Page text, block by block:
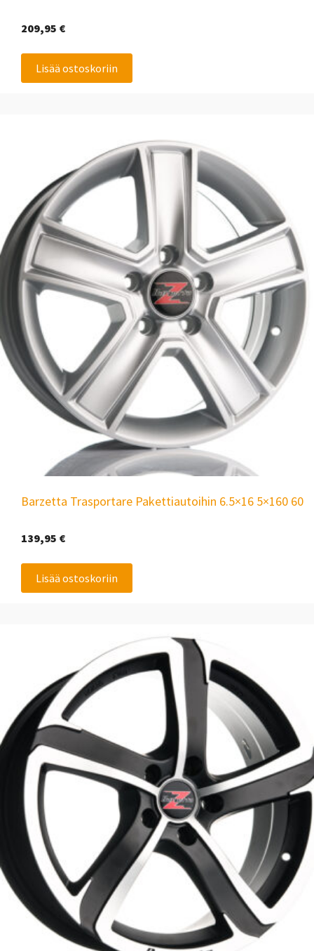
209,95 €
Lisää ostoskoriin
Barzetta Trasportare Pakettiautoihin 6.5×16 5×160 60
139,95 €
Lisää ostoskoriin